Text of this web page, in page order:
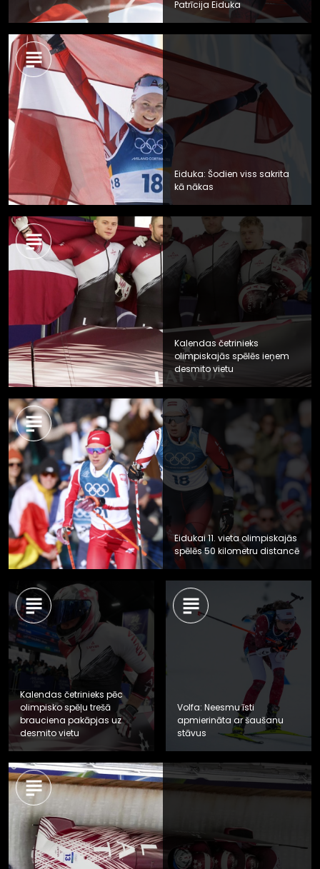
Patrīcija Eiduka
Eiduka: Šodien viss sakrita
kā nākas
Kalendas četrinieks
olimpiskajās spēlēs ieņem
desmito vietu
Eidukai 11. vieta olimpiskajās
spēlēs 50 kilometru distancē
Kalendas četrinieks pēc
olimpisko spēļu trešā
brauciena pakāpjas uz
desmito vietu
Volfa: Neesmu īsti
apmierināta ar šaušanu
stāvus